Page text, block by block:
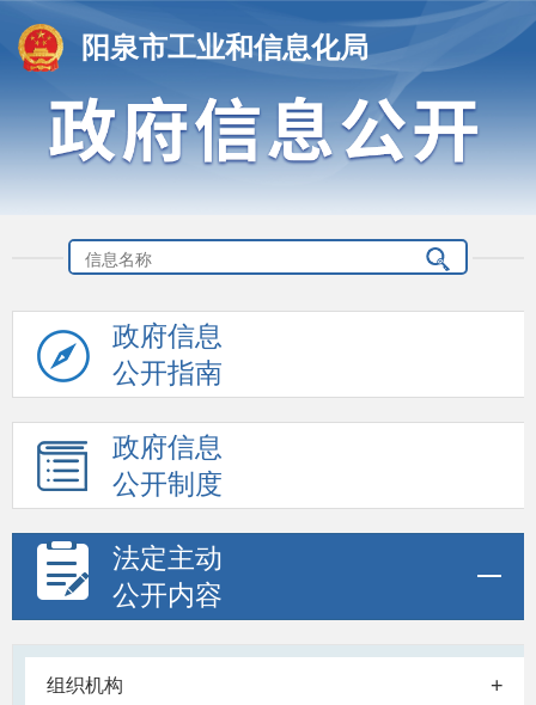
阳泉市工业和信息化局
政府信息
公开指南
政府信息
公开制度
法定主动
公开内容
组织机构 +